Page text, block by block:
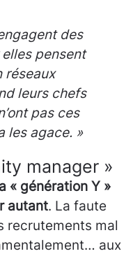
des
elles pensent
réseaux
leurs chefs
pas ces
les agace. »
manager »
« génération Y »
autant. La faute
recrutements mal
aux